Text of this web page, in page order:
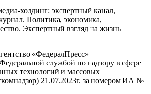
холдинг: экспертный канал,
Политика, экономика,
Экспертный взгляд на жизнь
«ФедералПресс»
службой по надзору в сфере
технологий и массовых
21.07.2023г. за номером ИА №